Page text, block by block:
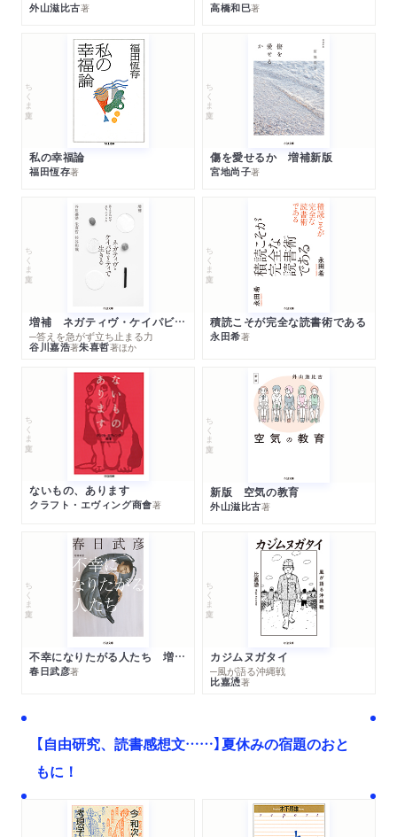
外山滋比古著 高橋和巳著
ちくま文庫
私の幸福論
福田恆存著
ちくま文庫
傷を愛せるか 増補新版
宮地尚子著
ちくま文庫
増補 ネガティヴ・ケイパビリティで生きる
─答えを急がず立ち止まる力
谷川嘉浩著朱喜哲著ほか
ちくま文庫
積読こそが完全な読書術である
永田希著
ちくま文庫
ないもの、あります
クラフト・エヴィング商會著
ちくま文庫
新版 空気の教育
外山滋比古著
ちくま文庫
不幸になりたがる人たち 増補新版
春日武彦著
ちくま文庫
カジムヌガタイ
─風が語る沖縄戦
比嘉慂著
【自由研究、読書感想文……】夏休みの宿題のおと
もに！